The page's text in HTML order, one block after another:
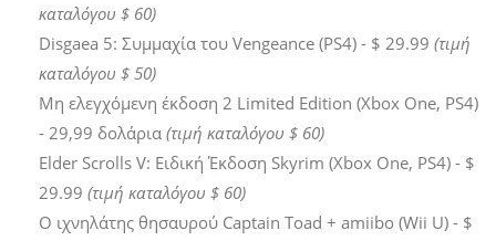
καταλόγου $ 60)
Disgaea 5: Συμμαχία του Vengeance (PS4) - $ 29.99 (τιμή
καταλόγου $ 50)
Μη ελεγχόμενη έκδοση 2 Limited Edition (Xbox One, PS4)
- 29,99 δολάρια (τιμή καταλόγου $ 60)
Elder Scrolls V: Ειδική Έκδοση Skyrim (Xbox One, PS4) - $
29.99 (τιμή καταλόγου $ 60)
Ο ιχνηλάτης θησαυρού Captain Toad + amiibo (Wii U) - $